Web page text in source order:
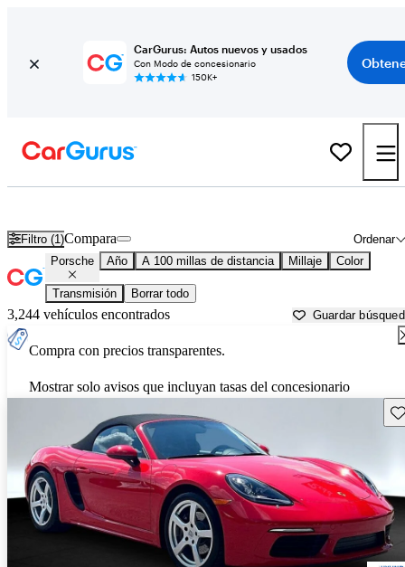
CarGurus: Autos nuevos y usados
Con Modo de concesionario
150K+
Filtro (1) Ordenar
Compara
Porsche Año A 100 millas de distancia Millaje Color
Transmisión Borrar todo
3,244 vehículos encontrados Guardar
Compra con precios transparentes.
Mostrar solo avisos que incluyan tasas del concesionario